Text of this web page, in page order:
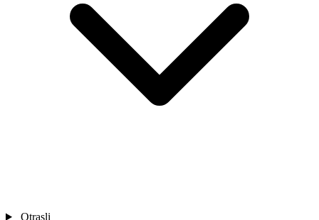
Otrasli